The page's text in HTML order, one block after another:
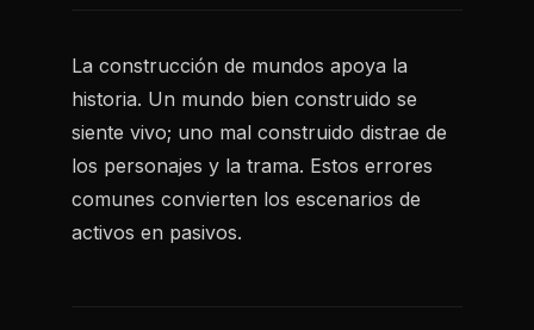
La construcción de mundos apoya la
historia. Un mundo bien construido se
siente vivo; uno mal construido distrae de
los personajes y la trama. Estos errores
comunes convierten los escenarios de
activos en pasivos.